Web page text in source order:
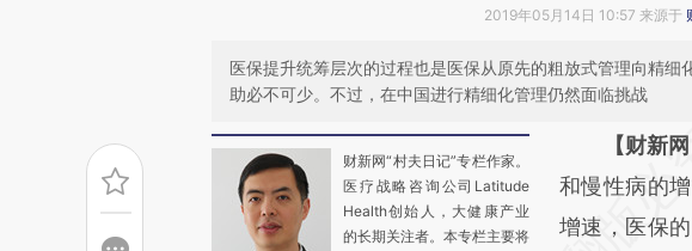
2019年05月14日 10:57 来源于
医保提升统筹层次的过程也是医保从原先的粗放式管理向精
助必不可少。不过，在中国进行精细化管理仍然面临挑战
财新网“村夫日记”专栏作家。
医疗战略咨询公司Latitude
Health创始人，大健康产业
的长期关注者。本专栏主要将
请务必在总
AI基
[https://
【财新
和慢性病的
增速，医保